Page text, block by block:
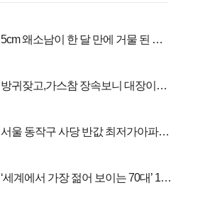
5cm 왜소남이 한 달 만에 거물 된 사
방귀잦고,가스참 장속보니 대장이아
서울 동작구 사당 반값 최저가아파트
‘세계에서 가장 젊어 보이는 70대’ 1위